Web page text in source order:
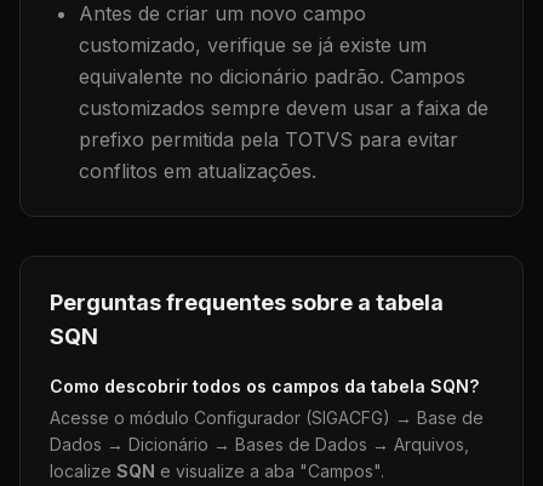
Antes de criar um novo campo
customizado, verifique se já existe um
equivalente no dicionário padrão. Campos
customizados sempre devem usar a faixa de
prefixo permitida pela TOTVS para evitar
conflitos em atualizações.
Perguntas frequentes sobre a tabela
SQN
Como descobrir todos os campos da tabela SQN?
Acesse o módulo Configurador (SIGACFG) → Base de
Dados → Dicionário → Bases de Dados → Arquivos,
localize SQN e visualize a aba "Campos".